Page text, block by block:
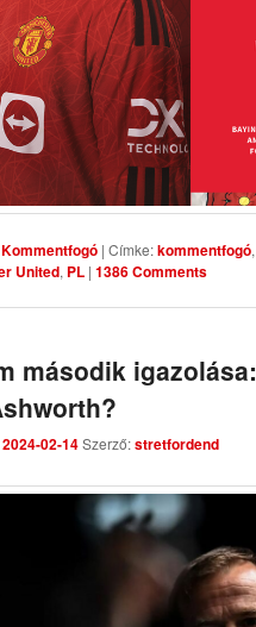
Kommentfogó |Címke:kommentfogó,
United, PL |1386 Comments
második igazolása:
2024-02-14Szerző:stretfordend